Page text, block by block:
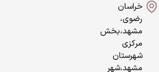
خراسان
رضوی،
مشهد،بخش
مرکزی
شهرستان
مشهد،شهر